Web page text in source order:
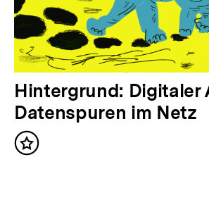
I
n
h
a
l
t
:
N
ä
c
h
Hintergrund: Digitaler
Datenspuren im Netz
Inhalt